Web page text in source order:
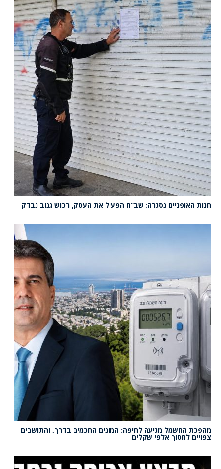
חנות האופניים נסגרה: שב”ח הפעיל את העסק, רכוש גנוב נבדק
מהפכת החשמל מגיעה לחיפה: המונים החכמים בדרך, והתושבים
צפויים לחסוך אלפי שקלים